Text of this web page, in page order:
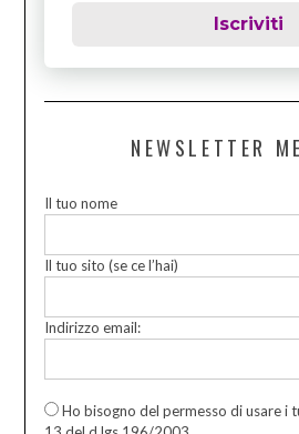
Iscriviti
NEWSLETTER
Il tuo nome
Il tuo sito (se ce l’hai)
Indirizzo email:
Ho bisogno del permesso di usare i